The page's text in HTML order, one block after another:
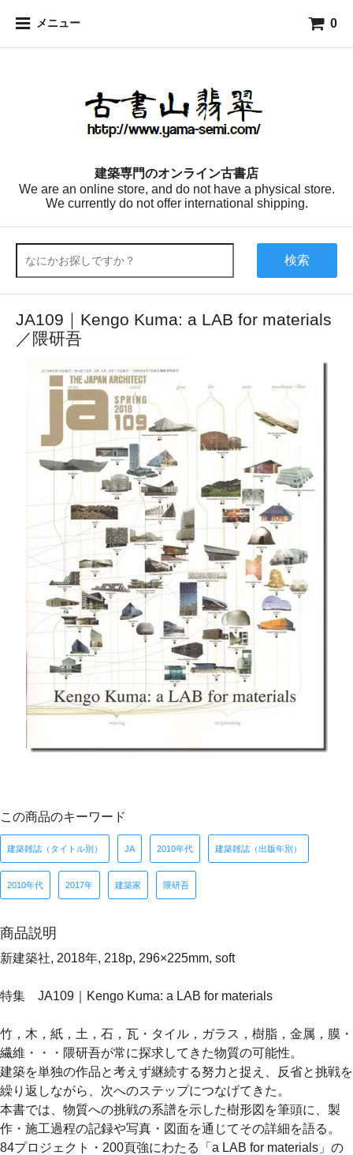
メニュー 0
建築専門のオンライン古書店
We are an online store, and do not have a physical store.
We currently do not offer international shipping.
検索
JA109｜Kengo Kuma: a LAB for materials
／隈研吾
この商品のキーワード
建築雑誌（タイトル別） JA 2010年代 建築雑誌（出版年別）
2010年代 2017年 建築家 隈研吾
商品説明
新建築社, 2018年, 218p, 296×225mm, soft
特集 JA109｜Kengo Kuma: a LAB for materials
竹，木，紙，土，石，瓦・タイル，ガラス，樹脂，金属，膜・
繊維・・・隈研吾が常に探求してきた物質の可能性。
建築を単独の作品と考えず継続する努力と捉え、反省と挑戦を
繰り返しながら、次へのステップにつなげてきた。
本書では、物質への挑戦の系譜を示した樹形図を筆頭に、製
作・施工過程の記録や写真・図面を通じてその詳細を語る。
84プロジェクト・200頁強にわたる「a LAB for materials」の